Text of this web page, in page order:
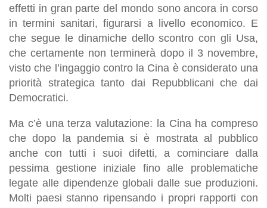
effetti in gran parte del mondo sono ancora in corso
in termini sanitari, figurarsi a livello economico. E
che segue le dinamiche dello scontro con gli Usa,
che certamente non terminerà dopo il 3 novembre,
visto che l’ingaggio contro la Cina è considerato una
priorità strategica tanto dai Repubblicani che dai
Democratici.
Ma c’è una terza valutazione: la Cina ha compreso
che dopo la pandemia si è mostrata al pubblico
anche con tutti i suoi difetti, a cominciare dalla
pessima gestione iniziale fino alle problematiche
legate alle dipendenze globali dalle sue produzioni.
Molti paesi stanno ripensando i propri rapporti con